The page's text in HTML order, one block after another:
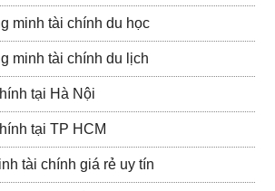
minh tài chính du học
minh tài chính du lịch
tại Hà Nội
tại TP HCM
tài chính giá rẻ uy tín